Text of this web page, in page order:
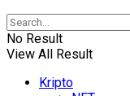
No Result
View All Result
Kripto